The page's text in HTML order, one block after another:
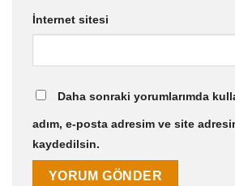
İnternet sitesi
Daha sonraki yorumlarımda
adım, e-posta adresim ve site
kaydedilsin.